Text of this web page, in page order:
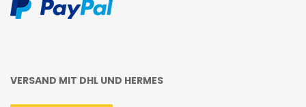
VERSAND MIT DHL UND HERMES